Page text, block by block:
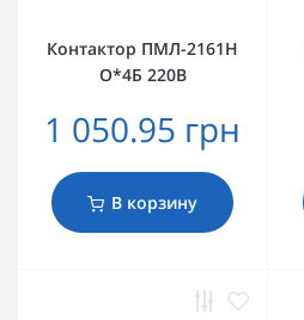
Контактор ПМЛ-2161Н
О*4Б 220В
1 050.95 грн
В корзину